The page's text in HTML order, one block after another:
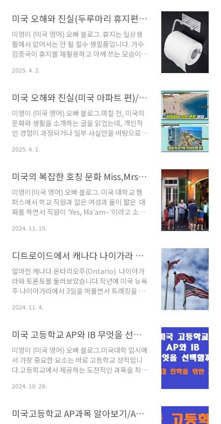
다.좁고 습한 선창, 악취와 병이 가득한 공간..
로 다니는 모습도 익숙하죠. 그런데, 혹시 이런 미
국에서도 비행기 탈 때는 옷차림에 제한이 있다
는 사실, 들어보신 적 있으신가요? 사실 항공사마
다 세부 규정은 조금씩 다르지만,노출이 지나치
거나 부적절하다고 판단되는 복장을 입고 비행기
와 조심스럽게 말을 걸 수도 있고,심지어는 비행
탑승 제한을 통보할 수도 있어요. “죄송하지만,
고객..
미국 오해와 진실(두루마리 휴지편)/미국인들이 생각하는 화장실 휴지(Toilet paper)의 진실/ 한국과 미국의 문화 차이!
미영이 (미국 영어) 오빠 블로그. 휴지는 일상생
활에서 없어서는 안 될 필수 생필품입니다. 가수
김종국이 휴지를 재활용하고 아껴 쓰는 모습이
장실 휴지를 식탁에서 사용하는 것이 익숙한 문
리 휴지를 쓱 끊어 입이나 손을 닦는 모습을 흔히
볼 수 있습니다. 꽤 오랜 미국생활을 하는 우리집
이지만 우리집 역시 여느 한국 가정처럼 식탁에
는 자주 두루마리 휴지가 놓여져 있습니다.한국
가정과 다른 점이 있다면 두루마리 휴지를 사용
도 하고 냅킨이나 티슈가 떨어져 놓지 못할 때만
국인들은 아마 깜짝 놀랄 거예요.오늘은 미국인
들이 식탁에서 두루마..
2025. 4. 2.
미국 오해와 진실(미국 아파트 편)/연예인은 미국 콘도 산다
미영이 (미국 영어) 오빠 블로그.며칠 전, 미국의
문화와 생활을 소개하는 글을 읽었는데, 개인적
인 경험이 과정되거나 일부 사실만을 바탕으로
니다문제는 이런 책들이 쉽게 눈에 띈다는 점입
분 4년 남짓하고 심지어 2년 정도의 거주 경험만
으로 책을 집필한 경우도 많습니다.물론 작가들
이 실제로 미국에서 생활했으니 거짓말이라고 할
수는 없지만, 그런 경험만으로 책을 내기로 한 출
판사의 결정이나, 직접 책을 쓱로 한 작가들의 용
습니다.시키지도 않은 사명감에 미영이 오빠인
운 이야기를 들려드리려고 합니다.≣ 목차1. 미국
아파트(..
2025. 4. 1.
미국의 복잡한 호칭 문화 Miss,Mrs,Ms,Mr,Sir,Ma'am 중 당신은 누구일까
미영이(미국 영어) 오빠 블로그. 미국 대학교 캠
퍼스에서 학교 직원과 젊은 여성과 둘이 짧은 대
화를 하면서 직원이 'Yes, Ma'am~'이라고 소리
통 사모님, 부인 정도의 호칭인데 젊은 여자에게
통 미국인들은 젊은 여성에 대한 호칭은 거의 대
부분 Miss나 Ms OO이라고 하는데 Ma'am이라
고 부르는 이유가 있을겁니다.미국이든 한국이든
여성들에게는 자신을 향한 호칭이 굉장히 중요합
니다. ^^; 오늘은 '미국인들이 여성과 남성을 부
이야기 해보려고 합니다.≣ 목차 1. Miss(미스),
2024. 11. 15.
디트로이드에서 캐나다 나이가라 폭포(폴) 국경 넘어 가기/캐나다 토론토 둘러보기/나이아가라 폭포 여행 시기와 준비물 알아보기/캐나다 나이아가라 여행 꿀팁 알아보기/캐나다 고속도로 온루트(OnRoute)휴게소 알아보기/토론토 추천 여행지와 음식 알아보기
얼마전 캐나다 온타리오주(Ontario) 나이아가
라와 토론토를 둘러보았습니다.작년에 미국 뉴욕
주 나이아가라에서 3일을 머물면서 트래킹을 했
를 보시고 무지개다리(레인보우 브리
나다 나이아가라를 보고 돌아오시거나 그 반대의
경우가 많습니다.작년에는 사정상 미국 나이아
가라 쪽에만 3일 머물다 돌아왔는데 워낙 많은 분
들이 캐나다 쪽 나이아가라 전망을 꼽아서 이번
엔는 디토로이드에서 캐나다 나이아가라를 가게
바다 같은 호수를 마음에 실컷 담고 미국으로 다
드에서 캐나다 나이가라 차로 국경 넘어 가기,캐
나다 토론토 둘러보기,..
2024. 11. 4.
미국 고등학교 AP와 IB 무엇을 선택할까?/미국 명문대 진학을 위한 CAS(창의성, 활동, 봉사)와 EE(확장 에세이) 그리고 입학 사정관 평가 알아보기
미영이 (미국 영어) 오빠 블로그.미국대학 입시에
서 가장 중요한 요소는 바로 고등학교 성적입니
다.고등학교에서 제공하는 도전적인 과목을 최대
죠.일부 고등학교는 고급 과목으로 AP뿐만 아니
과 자녀인 고등학생은 이 두 가지 중 어떤 수업을
들어야 할지 혼란스러워 하시곤 합니다.오늘은
2024. 10. 28.
미국고등학교 AP과목 알아보기/AP시험접수하는 방법